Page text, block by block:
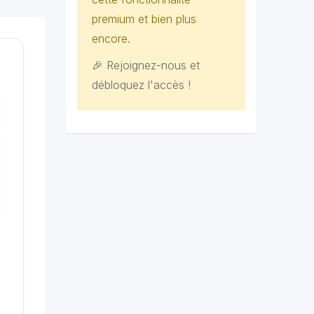
premium et bien plus
encore.
🎉 Rejoignez-nous et
débloquez l'accès !